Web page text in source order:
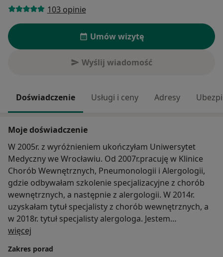
103 opinie
Umów wizytę
Wyślij wiadomość
Doświadczenie Usługi i ceny Adresy
Moje doświadczenie
W 2005r. z wyróżnieniem ukończyłam Uniwersytet
Medyczny we Wrocławiu. Od 2007r.pracuję w Klinice
Chorób Wewnętrznych, Pneumonologii i Alergologii,
gdzie odbywałam szkolenie specjalizacyjne z chorób
wewnętrznych, a następnie z alergologii. W 2014r.
uzyskałam tytuł specjalisty z chorób wewnętrznych, a
w 2018r. tytuł specjalisty alergologa. Jestem
współautorem kilkunastu publikacji w czasopismach
2009r. jestem nauczycielem akademickim. Prowadzę
więcej
Zakres porad